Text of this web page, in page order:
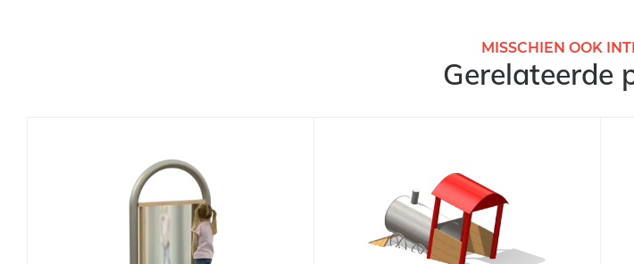
MISSCHIEN OOK
Gerelateerde